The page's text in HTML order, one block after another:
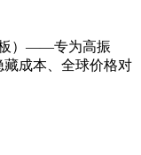
板）——专为高振
成本、全球价格对